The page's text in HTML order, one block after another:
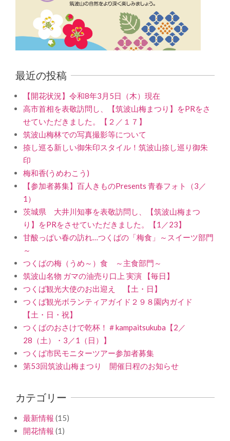
最近の投稿
【開花状況】令和8年3月5日（木）現在
高市首相を表敬訪問し、【筑波山梅まつり】をPRをさ
せていただきました。【２／１７】
筑波山梅林での写真撮影等について
捺し巡る新しい御朱印スタイル！筑波山捺し巡り御朱
印
梅和香(うめわこう)
【参加者募集】百人きものPresents 青春フォト（3／
1）
茨城県 大井川知事を表敬訪問し、【筑波山梅まつ
り】をPRをさせていただきました。【1／23】
甘酸っぱい春の訪れ…つくばの「梅食」～スイーツ部門
～
つくばの梅（うめ～）食 ～主食部門～
筑波山名物 ガマの油売り口上 実演 【毎日】
つくば観光大使のお出迎え 【土・日】
つくば観光ボランティアガイド２９８園内ガイド
【土・日・祝】
つくばのおさけで乾杯！＃kampaitsukuba【2／
28（土）・3／1（日）】
つくば市民モニターツアー参加者募集
第53回筑波山梅まつり 開催日程のお知らせ
カテゴリー
最新情報 (15)
開花情報 (1)